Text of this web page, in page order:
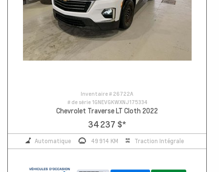
Inventaire # 26722A
# de série 1GNEVGKWXNJ175334
Chevrolet Traverse LT Cloth 2022
34 237 $*
Automatique 49 914 KM Traction Intégrale